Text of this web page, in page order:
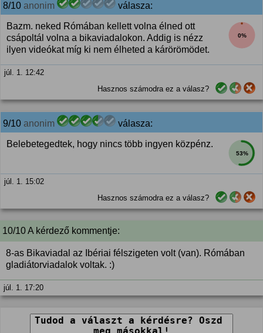
8/10 anonim válasza:
0%
Bazm. neked Rómában kellett volna élned ott
csápoltál volna a bikaviadalokon. Addig is nézz
ilyen videókat míg ki nem élheted a kárörömödet.
júl. 1. 12:42
Hasznos számodra ez a válasz?
9/10 anonim válasza:
53%
Belebetegedtek, hogy nincs több ingyen közpénz.
júl. 1. 15:02
Hasznos számodra ez a válasz?
10/10 A kérdező kommentje:
8-as Bikaviadal az Ibériai félszigeten volt (van). Rómában
gladiátorviadalok voltak. :)
júl. 1. 17:20